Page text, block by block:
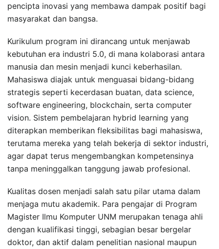
pencipta inovasi yang membawa dampak positif bagi
masyarakat dan bangsa.
Kurikulum program ini dirancang untuk menjawab
kebutuhan era industri 5.0, di mana kolaborasi antara
manusia dan mesin menjadi kunci keberhasilan.
Mahasiswa diajak untuk menguasai bidang-bidang
strategis seperti kecerdasan buatan, data science,
software engineering, blockchain, serta computer
vision. Sistem pembelajaran hybrid learning yang
diterapkan memberikan fleksibilitas bagi mahasiswa,
terutama mereka yang telah bekerja di sektor industri,
agar dapat terus mengembangkan kompetensinya
tanpa meninggalkan tanggung jawab profesional.
Kualitas dosen menjadi salah satu pilar utama dalam
menjaga mutu akademik. Para pengajar di Program
Magister Ilmu Komputer UNM merupakan tenaga ahli
dengan kualifikasi tinggi, sebagian besar bergelar
doktor, dan aktif dalam penelitian nasional maupun